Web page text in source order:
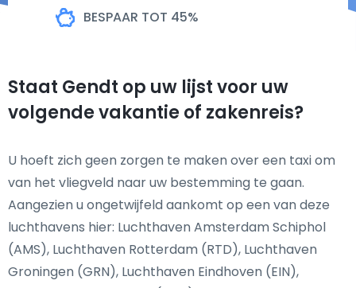
BESPAAR TOT 45%
Staat Gendt op uw lijst voor uw
volgende vakantie of zakenreis?
U hoeft zich geen zorgen te maken over een taxi om
van het vliegveld naar uw bestemming te gaan.
Aangezien u ongetwijfeld aankomt op een van deze
luchthavens hier: Luchthaven Amsterdam Schiphol
(AMS), Luchthaven Rotterdam (RTD), Luchthaven
Groningen (GRN), Luchthaven Eindhoven (EIN),